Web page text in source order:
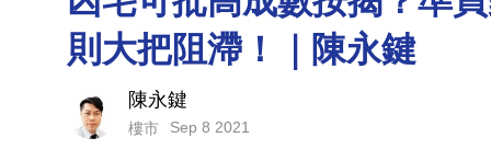
則大把阻滯！｜陳永鍵
陳永鍵
樓市 Sep 8 2021